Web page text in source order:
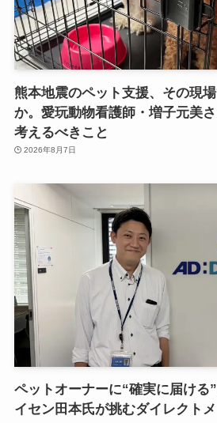
熊本地震のペット支援、その現
か。愛玩動物看護師・増子元美
考えるべきこと
2026年8月7日
ペットオーナーに“確実に届ける
イセン田本氏が挑むダイレクト